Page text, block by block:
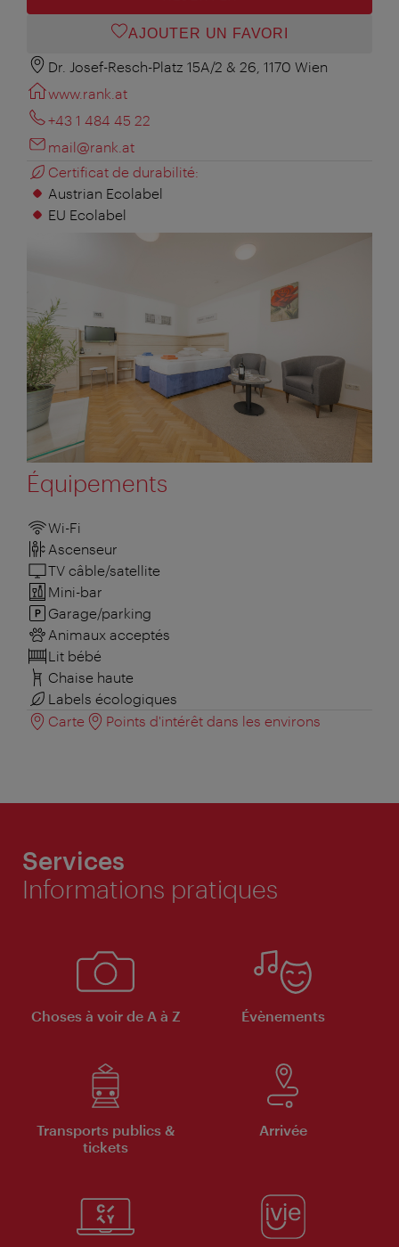
AJOUTER UN FAVORI
Dr. Josef-Resch-Platz 15A/2 & 26, 1170 Wien
www.rank.at
+43 1 484 45 22
mail@rank.at
Certificat de durabilité:
Austrian Ecolabel
EU Ecolabel
Équipements
Wi-Fi
Ascenseur
TV câble/satellite
Mini-bar
Garage/parking
Animaux acceptés
Lit bébé
Chaise haute
Labels écologiques
Carte
Points d'intérêt dans les environs
Services
Informations pratiques
Choses à voir de A à Z Évènements
Transports publics &
tickets
Arrivée